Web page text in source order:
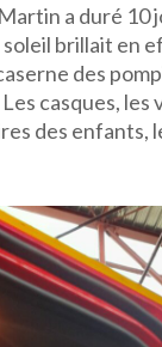
Martin a duré 10
soleil brillait en
des
casques, les
des enfants,